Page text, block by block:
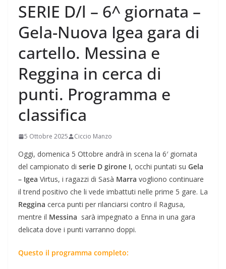
SERIE D/l – 6^ giornata –
Gela-Nuova Igea gara di
cartello. Messina e
Reggina in cerca di
punti. Programma e
classifica
5 Ottobre 2025 Ciccio Manzo
Oggi, domenica 5 Ottobre andrà in scena la 6′ giornata
del campionato di serie D girone I, occhi puntati su Gela
– Igea Virtus, i ragazzi di Sasà Marra vogliono continuare
il trend positivo che li vede imbattuti nelle prime 5 gare. La
Reggina cerca punti per rilanciarsi contro il Ragusa,
mentre il Messina sarà impegnato a Enna in una gara
delicata dove i punti varranno doppi.
Questo il programma completo: